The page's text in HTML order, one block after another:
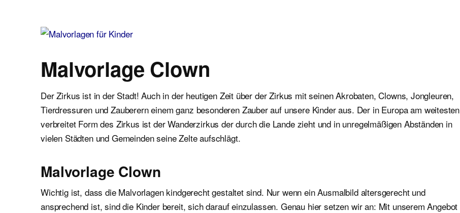
Malvorlage Clown
Der Zirkus ist in der Stadt! Auch in der heutigen Zeit über der Zirkus mit seinen Akrobaten, Clowns, Jongleuren,
Tierdressuren und Zauberern einem ganz besonderen Zauber auf unsere Kinder aus. Der in Europa am weitesten
verbreitet Form des Zirkus ist der Wanderzirkus der durch die Lande zieht und in unregelmäßigen Abständen in
vielen Städten und Gemeinden seine Zelte aufschlägt.
Malvorlage Clown
Wichtig ist, dass die Malvorlagen kindgerecht gestaltet sind. Nur wenn ein Ausmalbild altersgerecht und
ansprechend ist, sind die Kinder bereit, sich darauf einzulassen. Genau hier setzen wir an: Mit unserem Angebot